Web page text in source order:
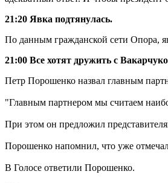
21:20 Явка подтянулась.
По данным гражданской сети Опора,
21:00 Все хотят дружить с
Петр Порошенко назвал главным
"Главным партнером мы считаем
При этом он предложил
Порошенко напомнил, что уже
В Голосе ответили Порошенко.